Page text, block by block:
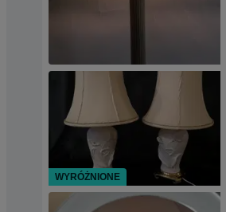
WYRÓŻNIONE